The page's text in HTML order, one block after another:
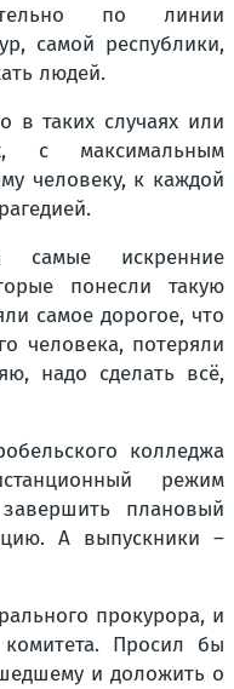
по линии
самой республики,
людей.
таких случаях или
с максимальным
человеку, к каждой
искренние
понесли такую
самое дорогое, что
человека, потеряли
надо сделать всё,
колледжа
режим
плановый
А выпускники –
прокурора, и
комитета. Просил бы
и доложить о